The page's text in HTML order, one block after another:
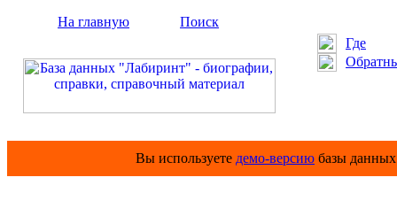
На главную
Поиск
Где
Вы используете демо-версию базы